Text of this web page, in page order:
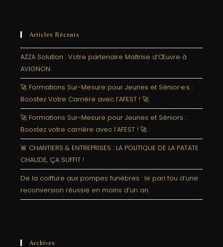
Articles Récents
AZZA Solution : Votre partenaire Maîtrise d’Œuvre à
AVIGNON
🚀 Formations Sur-Mesure pour Jeunes et Sénior·e·s :
Boostez Votre Carrière avec l’AFEST ! 🚀
🚀 Formations Sur-Mesure pour Jeunes et Séniors :
Boostez votre carrière avec l’AFEST ! 🚀
🚨 CHANTIERS & ENTREPRISES : LA POLITIQUE DE LA PATATE
CHAUDE, ÇA SUFFIT !
De la coiffure aux pompes funèbres : le pari fou d’une
reconversion réussie en moins d’un an.
Archives